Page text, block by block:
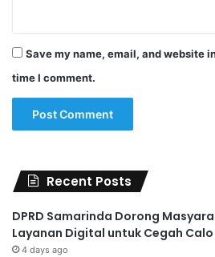
Save my name, email, and website
time I comment.
Recent Posts
DPRD Samarinda Dorong
Layanan Digital untuk Cegah
4 days ago